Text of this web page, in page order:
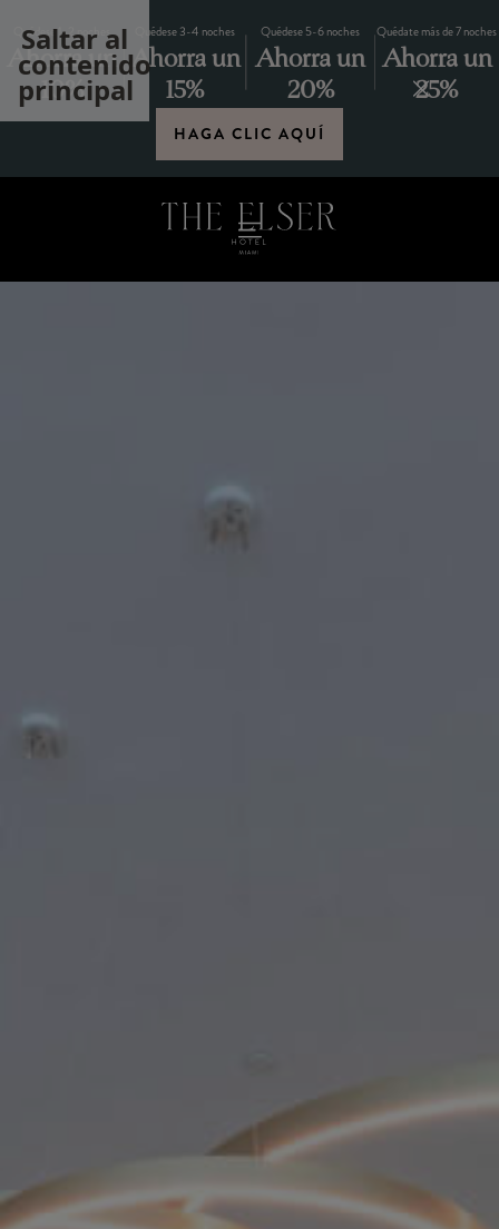
Saltar al
contenido
principal
Quédese 1-2 noches
Ahorra un
10%
Quédese 3-4 noches
Ahorra un
15%
Quédese 5-6 noches
Ahorra un
20%
Quédate más de 7 noches
Ahorra un
25%
HAGA CLIC AQUÍ